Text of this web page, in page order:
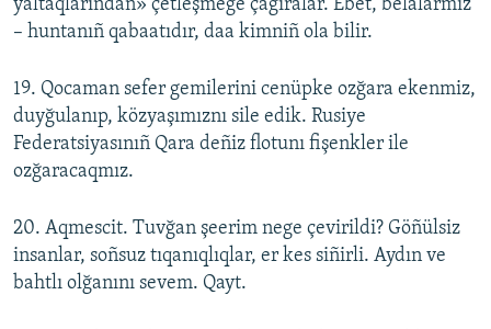
yaltaqlarından» çetleşmege çağıralar. Ebet, belâlarmız
– huntanıñ qabaatıdır, daa kimniñ ola bilir.
19. Qocaman sefer gemilerini cenüpke ozğara ekenmiz,
duyğulanıp, közyaşımıznı sile edik. Rusiye
Federatsiyasınıñ Qara deñiz flotunı fişenkler ile
ozğaracaqmız.
20. Aqmescit. Tuvğan şeerim nege çevirildi? Göñülsiz
insanlar, soñsuz tıqanıqlıqlar, er kes siñirli. Aydın ve
bahtlı olğanını sevem. Qayt.